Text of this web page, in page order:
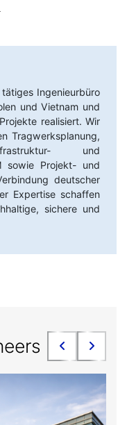
Ingenieurbüro
und Vietnam und
realisiert. Wir
Tragwerksplanung,
und
sowie Projekt- und
deutscher
Expertise schaffen
sichere und